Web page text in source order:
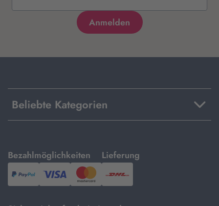
Beliebte Kategorien
Bezahlmöglichkeiten
mit
PayPal,Visa
und
Lieferung
mit
DHL.